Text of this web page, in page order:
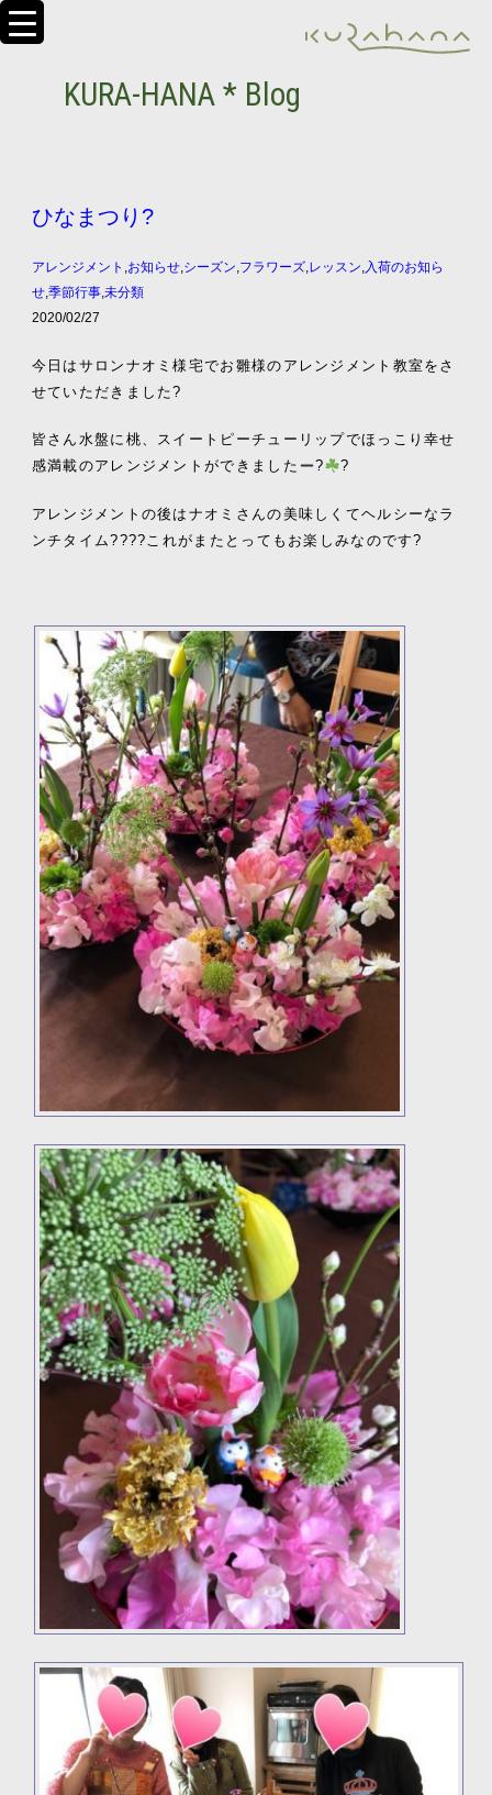
KURA-HANA * Blog
ひなまつり?
アレンジメント ,お知らせ,シーズン,フラワーズ,レッスン,入荷のお知ら
せ,季節行事,未分類
2020/02/27
今日はサロンナオミ様宅でお雛様のアレンジメント教室をさ
せていただきました?
皆さん水盤に桃、スイートピーチューリップでほっこり幸せ
感満載のアレンジメントができました
? ?
アレンジメントの後はナオミさんの美味しくてヘルシーなラ
ンチタイム????これがまたとってもお楽しみなのです?